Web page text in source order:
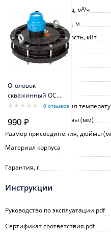
Оголовок
скважинный ОСП
130-140/40
0 отзывов
990 ₽
Максимальный расход, м³/ч
Максимальный напор, м
Максимальная мощность, кВт
Напряжение, В
Класс защиты
Номинальный ток, А
Максимальная рабочая
Диаметр насоса, дюймы (мм)
Размер присоединения, дюймы
Материал корпуса
Гарантия, г
Инструкции
Руководство по эксплуатации.pdf
Сертификат соответствия.pdf